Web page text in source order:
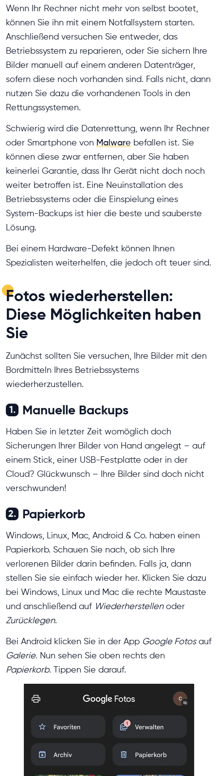
Wenn Ihr Rechner nicht mehr von selbst bootet,
können Sie ihn mit einem Notfallsystem starten.
Anschließend versuchen Sie entweder, das
Betriebssystem zu reparieren, oder Sie sichern Ihre
Bilder manuell auf einem anderen Datenträger,
sofern diese noch vorhanden sind. Falls nicht, dann
nutzen Sie dazu die vorhandenen Tools in den
Rettungssystemen.
Schwierig wird die Datenrettung, wenn Ihr Rechner
oder Smartphone von Malware befallen ist. Sie
können diese zwar entfernen, aber Sie haben
keinerlei Garantie, dass Ihr Gerät nicht doch noch
weiter betroffen ist. Eine Neuinstallation des
Betriebssystems oder die Einspielung eines
System-Backups ist hier die beste und sauberste
Lösung.
Bei einem Hardware-Defekt können Ihnen
Spezialisten weiterhelfen, die jedoch oft teuer sind.
Fotos wiederherstellen:
Diese Möglichkeiten haben
Sie
Zunächst sollten Sie versuchen, Ihre Bilder mit den
Bordmitteln Ihres Betriebssystems
wiederherzustellen.
1. Manuelle Backups
Haben Sie in letzter Zeit womöglich doch
Sicherungen Ihrer Bilder von Hand angelegt – auf
einem Stick, einer USB-Festplatte oder in der
Cloud? Glückwunsch – Ihre Bilder sind doch nicht
verschwunden!
2. Papierkorb
Windows, Linux, Mac, Android & Co. haben einen
Papierkorb. Schauen Sie nach, ob sich Ihre
verlorenen Bilder darin befinden. Falls ja, dann
stellen Sie sie einfach wieder her. Klicken Sie dazu
bei Windows, Linux und Mac die rechte Maustaste
und anschließend auf Wiederherstellenoder
Zurücklegen.
Bei Android klicken Sie in der App Google Fotosauf
Galerie. Nun sehen Sie oben rechts den
Papierkorb. Tippen Sie darauf.